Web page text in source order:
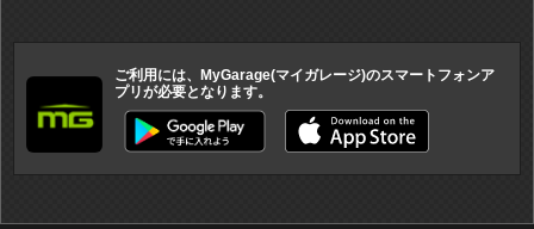
ご利用には、MyGarage(マイガレージ)のスマートフォンア
プリが必要となります。